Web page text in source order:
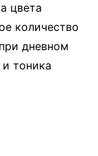
цвета
количество
дневном
тоника